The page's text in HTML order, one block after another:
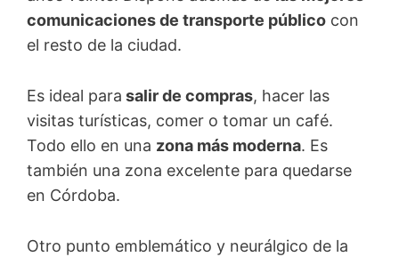
comunicaciones de transporte público con
el resto de la ciudad.
Es ideal para salir de compras, hacer las
visitas turísticas, comer o tomar un café.
Todo ello en una zona más moderna. Es
también una zona excelente para quedarse
en Córdoba.
Otro punto emblemático y neurálgico de la